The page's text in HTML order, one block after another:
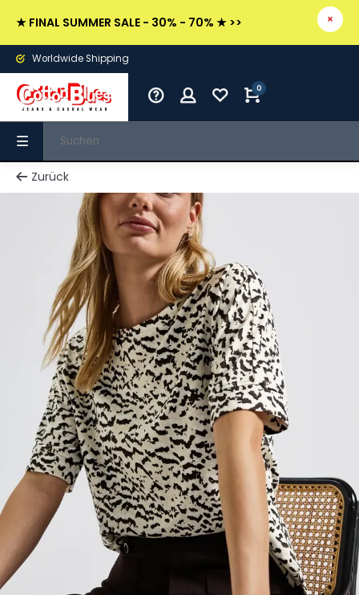
★ FINAL SUMMER SALE - 30% - 70% ★ >>
Worldwide Shipping
0
Zurück